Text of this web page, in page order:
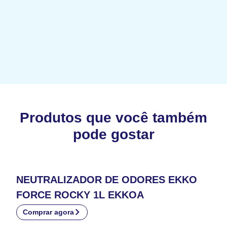
Produtos que você também
pode gostar
NEUTRALIZADOR DE ODORES EKKO
FORCE ROCKY 1L EKKOA
Comprar agora